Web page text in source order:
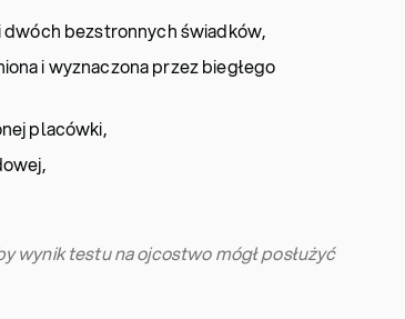
bezstronnych świadków,
i wyznaczona przez biegłego
placówki,
wynik testu na ojcostwo mógł posłużyć